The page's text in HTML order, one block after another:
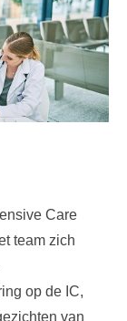
Care
team zich
op de IC,
van